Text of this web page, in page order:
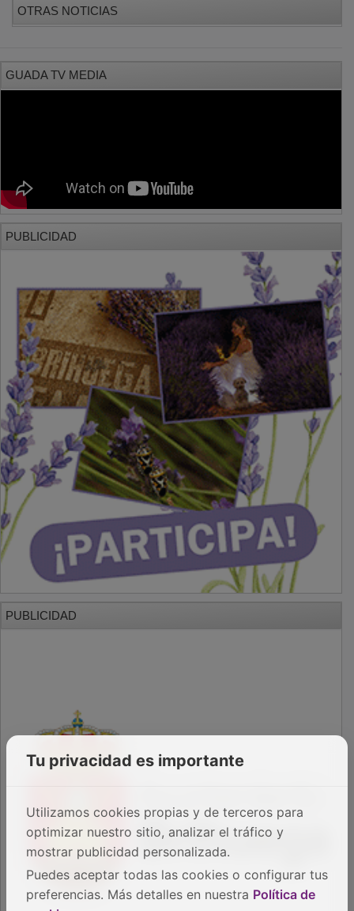
OTRAS NOTICIAS
GUADA TV MEDIA
PUBLICIDAD
PUBLICIDAD
Tu privacidad es importante
Utilizamos cookies propias y de terceros para
optimizar nuestro sitio, analizar el tráfico y
mostrar publicidad personalizada.
Puedes aceptar todas las cookies o configurar tus
preferencias. Más detalles en nuestra Política de